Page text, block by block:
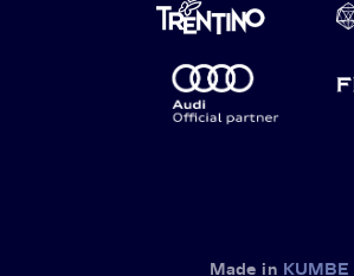
Made in KUMBE